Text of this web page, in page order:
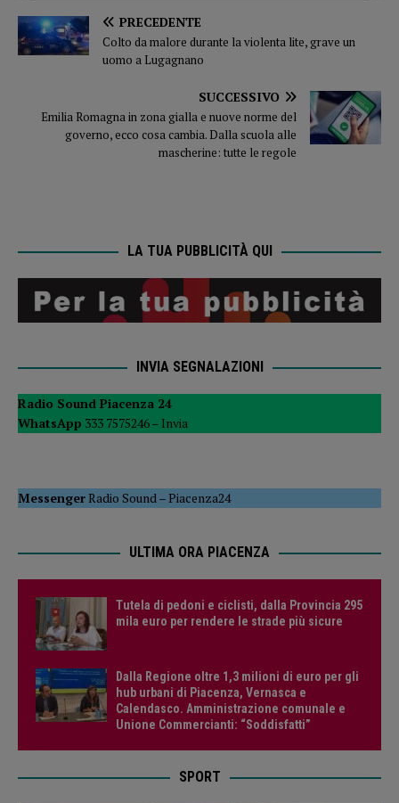
PRECEDENTE
Colto da malore durante la violenta lite, grave un
uomo a Lugagnano
SUCCESSIVO
Emilia Romagna in zona gialla e nuove norme del
governo, ecco cosa cambia. Dalla scuola alle
mascherine: tutte le regole
LA TUA PUBBLICITÀ QUI
INVIA SEGNALAZIONI
Radio Sound Piacenza 24
WhatsApp 333 7575246 – Invia
MessengerRadio Sound–Piacenza24
ULTIMA ORA PIACENZA
Tutela di pedoni e ciclisti, dalla Provincia 295
mila euro per rendere le strade più sicure
Dalla Regione oltre 1,3 milioni di euro per gli
hub urbani di Piacenza, Vernasca e
Calendasco. Amministrazione comunale e
Unione Commercianti: “Soddisfatti”
SPORT